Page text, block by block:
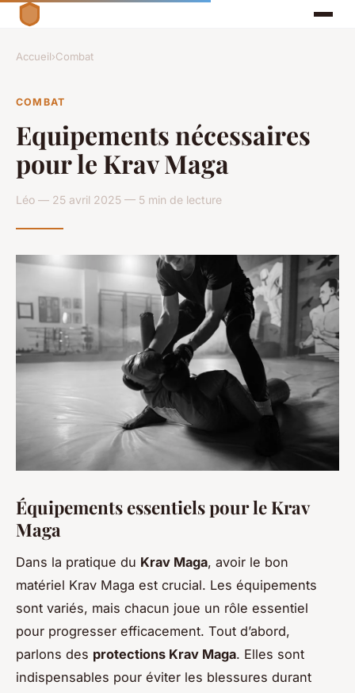
Accueil›Combat
COMBAT
Equipements nécessaires
pour le Krav Maga
Léo — 25 avril 2025 — 5 min de lecture
Équipements essentiels pour le Krav
Maga
Dans la pratique du Krav Maga, avoir le bon
matériel Krav Maga est crucial. Les équipements
sont variés, mais chacun joue un rôle essentiel
pour progresser efficacement. Tout d’abord,
parlons des protections Krav Maga. Elles sont
indispensables pour éviter les blessures durant